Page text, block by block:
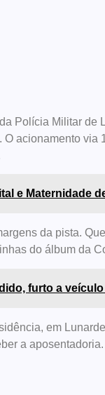
Polícia Militar
acionamento
e Maternidade
da pista.
do álbum da
furto a
em
a